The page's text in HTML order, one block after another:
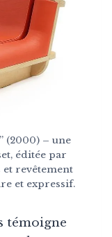
(2000) – une
éditée par
et revêtement
et expressif.
témoigne